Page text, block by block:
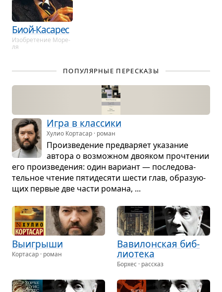
Биой-Касарес
Изоб­ре­те­ние Мо­ре­
ля
ПОПУЛЯРНЫЕ ПЕРЕСКАЗЫ
Игра в клас­сики
Хулио Кортасар · роман
Про­из­ве­де­ние пред­ва­ряет ука­за­ние
автора о воз­мож­ном дво­я­ком про­чте­нии
его про­из­ве­де­ния: один вари­ант — после­до­ва­
тель­ное чте­ние пяти­де­сяти шести глав, обра­зу­ю­
щих пер­вые две части романа, ...
Выигрыши
Кортасар · роман
Вави­лон­ская биб­
лио­тека
Борхес · рассказ